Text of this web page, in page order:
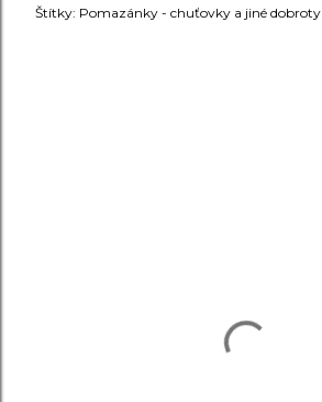
Štítky: Pomazánky - chuťovky a jiné dobroty